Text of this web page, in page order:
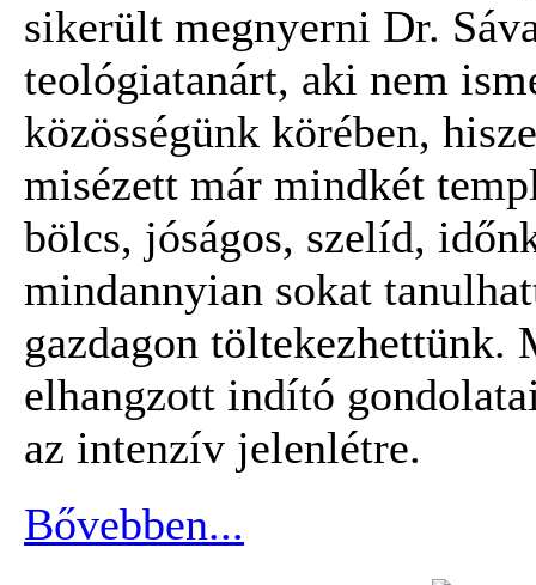
sikerült megnyerni Dr.
teológiatanárt, aki nem
közösségünk körében,
misézett már mindkét
bölcs, jóságos, szelíd,
mindannyian sokat
gazdagon töltekezhettünk.
elhangzott indító
az intenzív jelenlétre.
Bővebben...